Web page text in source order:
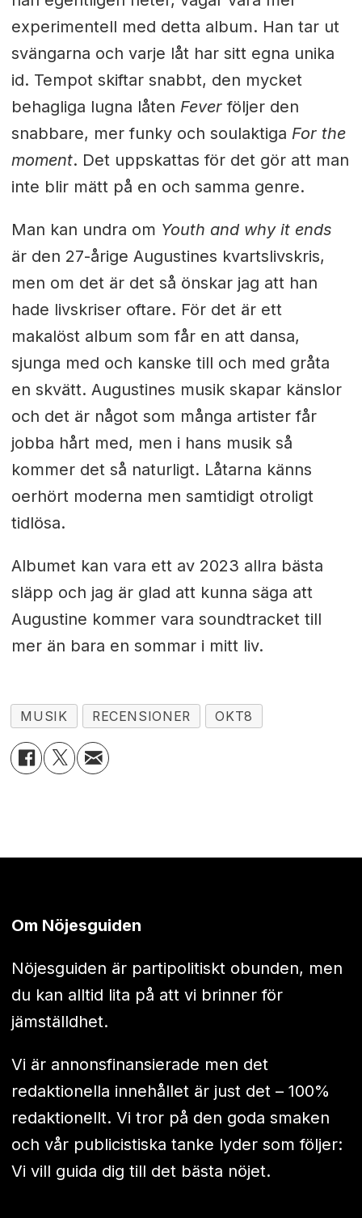
experimentell med detta album. Han tar ut
svängarna och varje låt har sitt egna unika
id. Tempot skiftar snabbt, den mycket
behagliga lugna låten Feverföljer den
snabbare, mer funky och soulaktiga For the
moment. Det uppskattas för det gör att man
inte blir mätt på en och samma genre.
Man kan undra om Youth and why it ends
är den 27-årige Augustines kvartslivskris,
men om det är det så önskar jag att han
hade livskriser oftare. För det är ett
makalöst album som får en att dansa,
sjunga med och kanske till och med gråta
en skvätt. Augustines musik skapar känslor
och det är något som många artister får
jobba hårt med, men i hans musik så
kommer det så naturligt. Låtarna känns
oerhört moderna men samtidigt otroligt
tidlösa.
Albumet kan vara ett av 2023 allra bästa
släpp och jag är glad att kunna säga att
Augustine kommer vara soundtracket till
mer än bara en sommar i mitt liv.
MUSIK RECENSIONER OKT8
Om Nöjesguiden
Nöjesguiden är partipolitiskt obunden, men
du kan alltid lita på att vi brinner för
jämställdhet.
Vi är annonsfinansierade men det
redaktionella innehållet är just det – 100%
redaktionellt. Vi tror på den goda smaken
och vår publicistiska tanke lyder som följer:
Vi vill guida dig till det bästa nöjet.